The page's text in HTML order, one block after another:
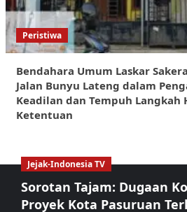
Peristiwa
Bendahara Umum Laskar
Jalan Bunyu Lateng dalam
Keadilan dan Tempuh Langkah
Ketentuan
Jejak-Indonesia TV
Sorotan Tajam: Dugaan
Proyek Kota Pasuruan